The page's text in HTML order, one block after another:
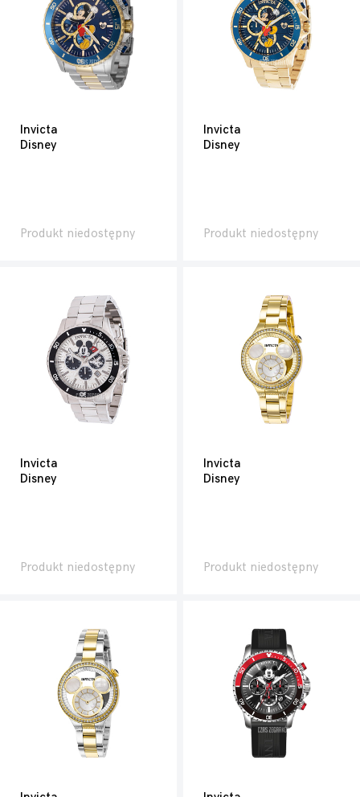
Invicta
Disney
Produkt niedostępny
Invicta
Disney
Produkt niedostępny
Invicta
Disney
Produkt niedostępny
Invicta
Disney
Produkt niedostępny